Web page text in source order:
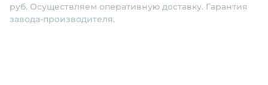
руб. Осуществляем оперативную доставку. Гарантия
завода-производителя.